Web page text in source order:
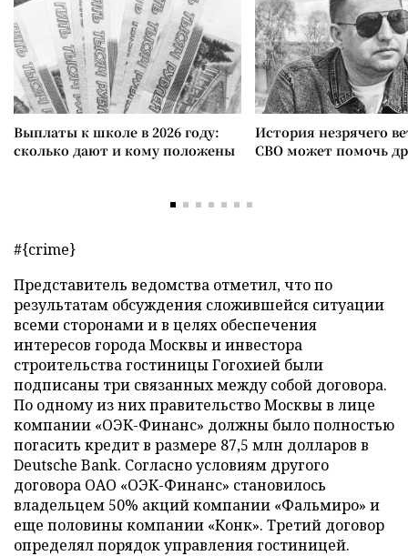
Выплаты к школе в 2026 году:
сколько дают и кому положены
История незрячего
СВО может помочь
#{crime}
Представитель ведомства отметил, что по
результатам обсуждения сложившейся ситуации
всеми сторонами и в целях обеспечения
интересов города Москвы и инвестора
строительства гостиницы Гогохией были
подписаны три связанных между собой договора.
По одному из них правительство Москвы в лице
компании «ОЭК-Финанс» должны было полностью
погасить кредит в размере 87,5 млн долларов в
Deutsche Bank. Согласно условиям другого
договора ОАО «ОЭК-Финанс» становилось
владельцем 50% акций компании «Фальмиро» и
еще половины компании «Конк». Третий договор
определял порядок управления гостиницей.